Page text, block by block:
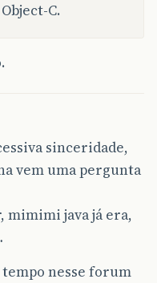
C.
sinceridade,
vem uma pergunta
java já era,
nesse forum